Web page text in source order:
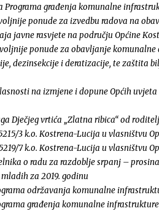
Programa građenja komunalne
ponude za izvedbu radova na
javne rasvjete na području Općine
ponude za obavljanje
dezinsekcije i deratizacije, te zaštita
na izmjene i dopune Općih
Dječjeg vrtića „Zlatna ribica“ od
3 k.o. Kostrena-Lucija u vlasništvu
7 k.o. Kostrena-Lucija u vlasništvu
o radu za razdoblje srpanj –
za 2019. godinu
održavanja komunalne
građenja komunalne